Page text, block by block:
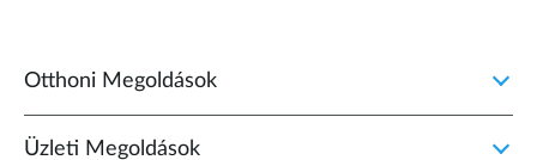
Otthoni Megoldások
Üzleti Megoldások